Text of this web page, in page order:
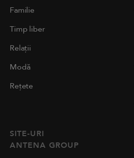
Familie
Timp liber
Relații
Modă
Rețete
SITE-URI
ANTENA GROUP